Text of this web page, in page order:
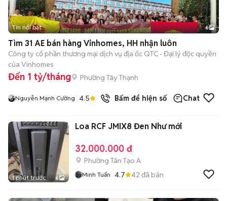
+2
Tin nổi bật 6
Tìm 31 AE bán hàng Vinhomes, HH nhận luôn
Công ty cổ phần thương mại dịch vụ địa ốc QTC - Đại lý độc quyền
của Vinhomes
Đến 1 tỷ/tháng Phường Tây Thạnh
Nguyễn Mạnh Cường 4.5 Bấm để hiện số Chat
1 phút trước 6
Loa RCF JMIX8 Đen Như mới
32.000.000 đ
Phường Tân Tạo A
Minh Tuấn 4.7 42 đã bán